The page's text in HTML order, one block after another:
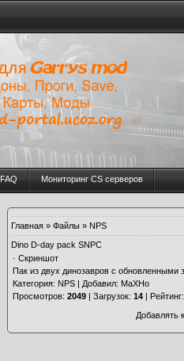
FAQ Мониторинг CS серверов
Главная » Файлы » NPS
Dino D-day pack SNPC
· Скриншот
Пак из двух динозавров с обновленными
Категория: NPS | Добавил: МаХНо
Просмотров: 2049 | Загрузок: 14 | Рейтинг
Добавлять